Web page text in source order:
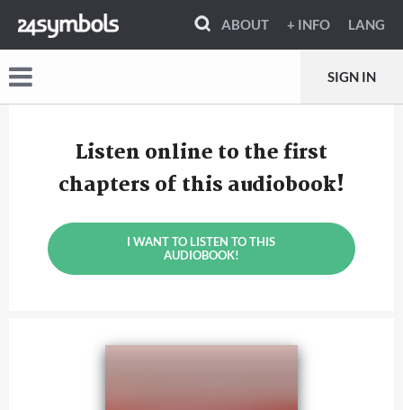
ABOUT + INFO LANG
SIGN IN
Listen online to the first
chapters of this audiobook!
I WANT TO LISTEN TO THIS
AUDIOBOOK!